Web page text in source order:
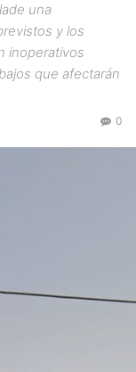
una
y los
inoperativos
que afectarán
0